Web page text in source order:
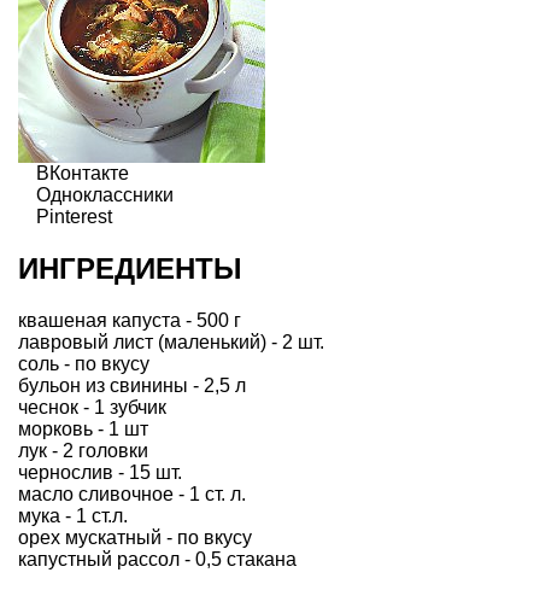
ВКонтакте
Одноклассники
Pinterest
ИНГРЕДИЕНТЫ
квашеная капуста - 500 г
лавровый лист (маленький) - 2 шт.
соль - по вкусу
бульон из свинины - 2,5 л
чеснок - 1 зубчик
морковь - 1 шт
лук - 2 головки
чернослив - 15 шт.
масло сливочное - 1 ст. л.
мука - 1 ст.л.
орех мускатный - по вкусу
капустный рассол - 0,5 стакана